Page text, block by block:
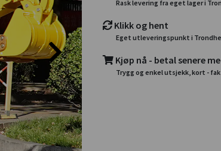
Rask levering fra eget lager i
Klikk og hent
Eget utleveringspunkt i
Kjøp nå - betal senere
Trygg og enkel utsjekk, kort -